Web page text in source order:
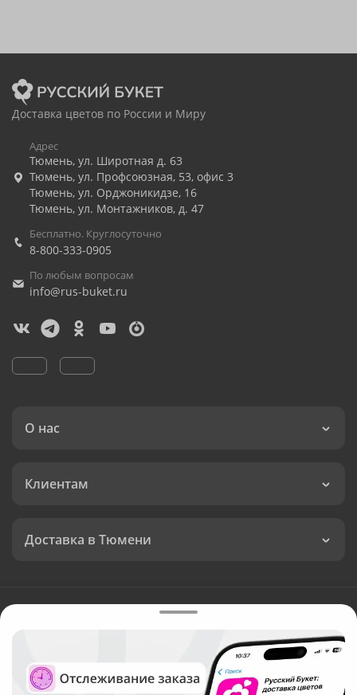
Доставка цветов по России и Миру
Адрес
Тюмень, ул. Широтная д. 63
Тюмень, ул. Профсоюзная, 53, офис 3
Тюмень, ул. Орджоникидзе, 16
Тюмень, ул. Монтажников, д. 47
Бесплатно. Круглосуточно
8-800-333-0905
По любым вопросам
info@rus-buket.ru
О нас
Клиентам
Доставка в Тюмени
Валюта:
Служба круглосуточной доставки цветов в Тюмени